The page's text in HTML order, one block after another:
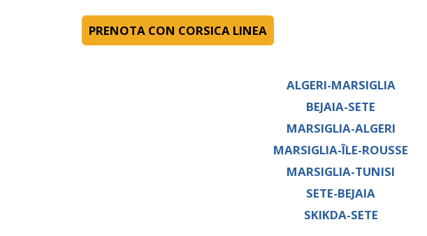
PRENOTA CON CORSICA LINEA
ALGERI-MARSIGLIA
BEJAIA-SETE
MARSIGLIA-ALGERI
MARSIGLIA-ÎLE-ROUSSE
MARSIGLIA-TUNISI
SETE-BEJAIA
SKIKDA-SETE